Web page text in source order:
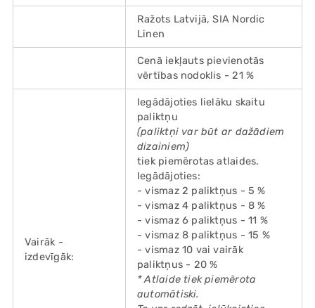
Ražots Latvijā, SIA Nordic
Linen
Cenā iekļauts pievienotās
vērtības nodoklis - 21 %
Vairāk -
izdevīgāk:
Iegādājoties lielāku skaitu
paliktņu
(paliktņi var būt ar dažādiem
dizainiem)
tiek piemērotas atlaides.
Iegādājoties:
- vismaz 2 paliktņus - 5 %
- vismaz 4 paliktņus - 8 %
- vismaz 6 paliktņus - 11 %
- vismaz 8 paliktņus - 15 %
- vismaz 10 vai vairāk
paliktņus - 20 %
* Atlaide tiek piemērota
automātiski.